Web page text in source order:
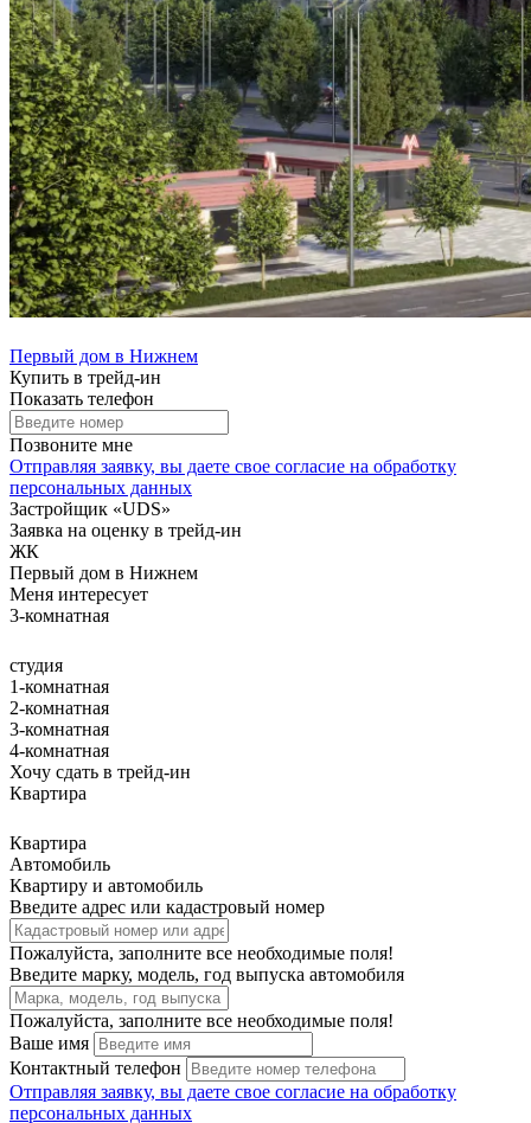
Первый дом в Нижнем
Купить в трейд-ин
Показать телефон
Позвоните мне
Отправляя заявку, вы даете свое согласие на обработку
персональных данных
Застройщик «UDS»
Заявка на оценку в трейд-ин
ЖК
Первый дом в Нижнем
Меня интересует
3-комнатная
студия
1-комнатная
2-комнатная
3-комнатная
4-комнатная
Хочу сдать в трейд-ин
Квартира
Квартира
Автомобиль
Квартиру и автомобиль
Введите адрес или кадастровый номер
Пожалуйста, заполните все необходимые поля!
Введите марку, модель, год выпуска автомобиля
Пожалуйста, заполните все необходимые поля!
Ваше имя
Контактный телефон
Отправляя заявку, вы даете свое согласие на обработку
персональных данных